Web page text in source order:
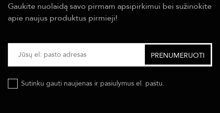
Gaukite nuolaidą savo pirmam apsipirkimui bei sužinokite
apie naujus produktus pirmieji!
Sutinku gauti naujienas ir pasiulymus el. paštu.